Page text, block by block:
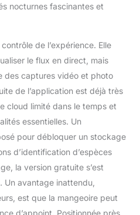
nocturnes fascinantes et
de l’expérience. Elle
le flux en direct, mais
des captures vidéo et photo
de l’application est déjà très
cloud limité dans le temps et
essentielles. Un
pour débloquer un stockage
d’identification d’espèces
la version gratuite s’est
Un avantage inattendu,
est que la mangeoire peut
d’appoint. Positionnée près